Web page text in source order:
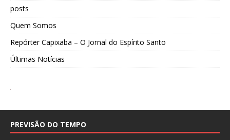
posts
Quem Somos
Repórter Capixaba – O Jornal do Espírito Santo
Últimas Notícias
PREVISÃO DO TEMPO